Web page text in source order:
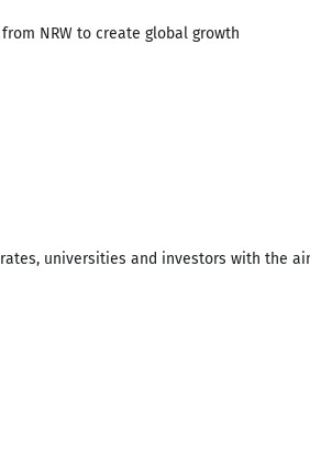
NRW to create global growth
universities and investors with the